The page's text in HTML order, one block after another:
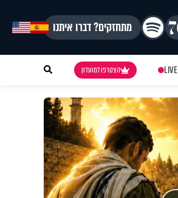
מתחזקים? דברו איתנו
LIVE הצטרפו למועדון